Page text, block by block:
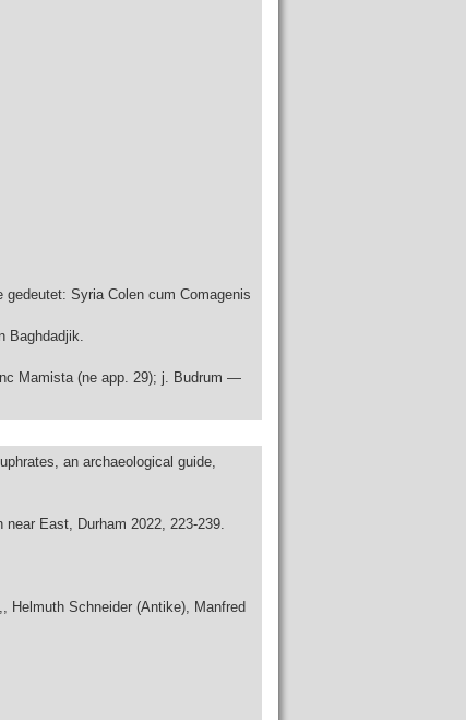
Syria Colen cum Comagenis
Baghdadjik.
Mamista (ne app. 29); j. Budrum —
an archaeological guide,
East, Durham 2022, 223-239.
Helmuth Schneider (Antike), Manfred